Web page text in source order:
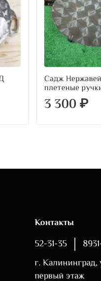
Садж
плетеные
3 300 ₽
Контакты
52-31-35
г. Калининград,
первый этаж